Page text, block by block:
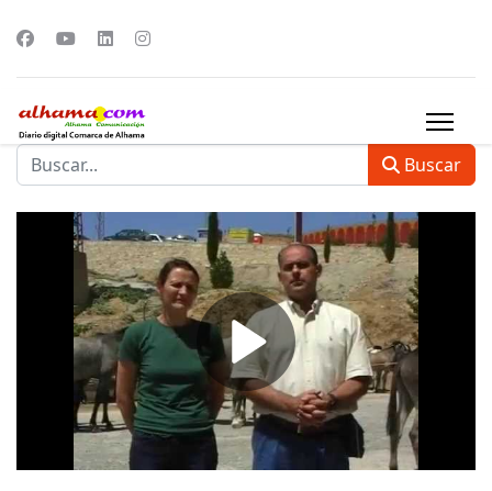
Buscar